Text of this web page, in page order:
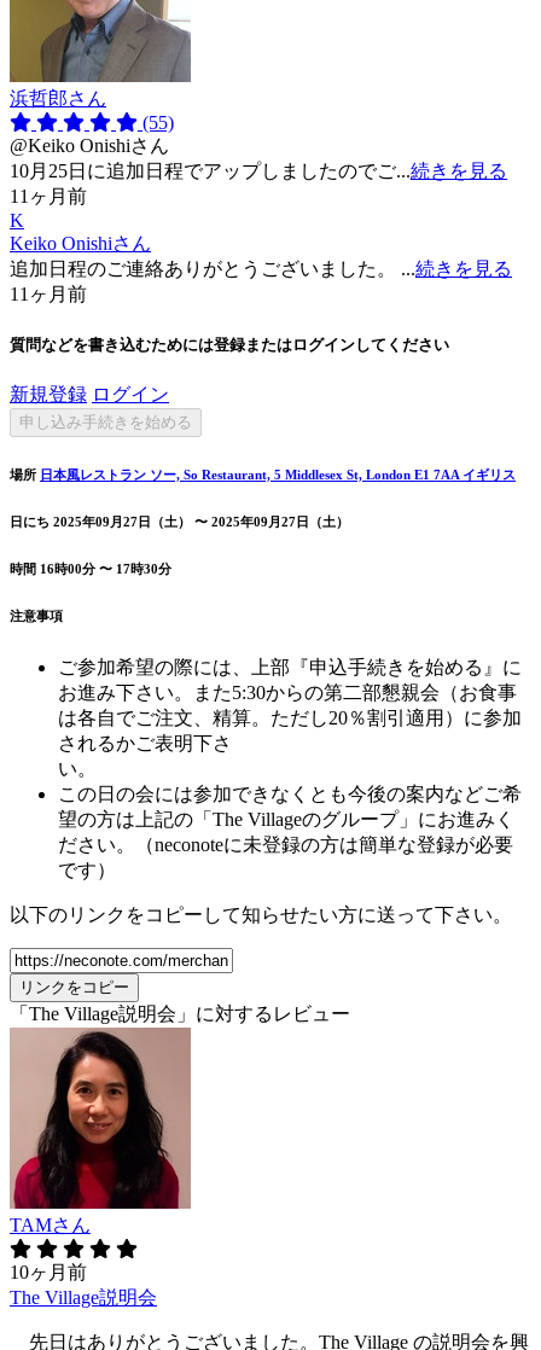
浜哲郎さん
(55)
@Keiko Onishiさん
10月25日に追加日程でアップしましたのでご...続きを見る
11ヶ月前
K
Keiko Onishiさん
追加日程のご連絡ありがとうございました。 ...続きを見る
11ヶ月前
質問などを書き込むためには登録またはログインしてください
新規登録 ログイン
申し込み手続きを始める
場所 日本風レストラン ソー, So Restaurant, 5 Middlesex St, London E1 7AA イギリス
日にち 2025年09月27日（土） 〜 2025年09月27日（土）
時間 16時00分 〜 17時30分
注意事項
ご参加希望の際には、上部『申込手続きを始める』に
お進み下さい。また5:30からの第二部懇親会（お食事
は各自でご注文、精算。ただし20％割引適用）に参加
されるかご表明下さ
い
この日の会には参加できなくとも今後の案内などご希
望の方は上記の「The Villageのグループ」にお進みく
ださい。（neconoteに未登録の方は簡単な登録が必要
です）
以下のリンクをコピーして知らせたい方に送って下さい。
リンクをコピー
「The Village説明会」に対するレビュー
TAMさん
10ヶ月前
The Village説明会
先日はありがとうございました。The Village の説明会を興